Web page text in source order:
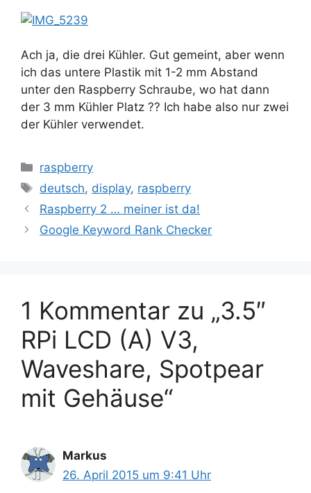
Ach ja, die drei Kühler. Gut gemeint, aber wenn
ich das untere Plastik mit 1-2 mm Abstand
unter den Raspberry Schraube, wo hat dann
der 3 mm Kühler Platz ?? Ich habe also nur zwei
der Kühler verwendet.
Kategorien
raspberry
Schlagwörter
deutsch, display, raspberry
Raspberry 2 … meiner ist da!
Google Keyword Rank Checker
1 Kommentar zu „3.5″
RPi LCD (A) V3,
Waveshare, Spotpear
mit Gehäuse“
Markus
26. April 2015 um 9:41 Uhr